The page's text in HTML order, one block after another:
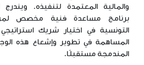
والمالية المعتمدة لتنفيذه.
برنامج مساعدة فنية مخصص
التونسية في اختيار شريك
المساهمة في تطوير وإشعاع هذه
المندمجة مستقبلًا.